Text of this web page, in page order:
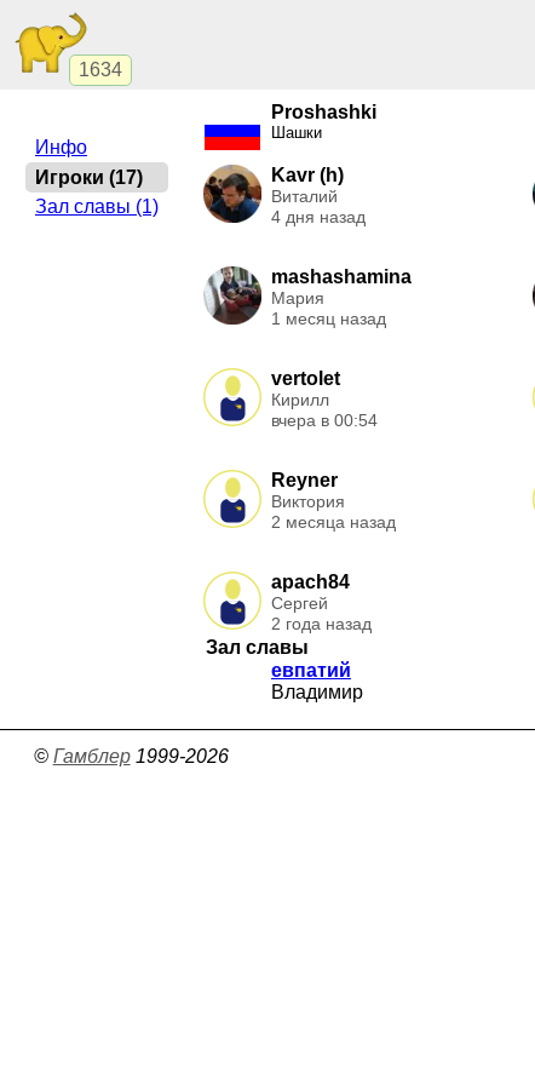
1634
Proshashki
Шашки
Kavr (h)
Виталий
4 дня назад
mashashamina
Мария
1 месяц назад
vertolet
Кирилл
вчера в 00:54
Reyner
Виктория
2 месяца назад
apach84
Сергей
2 года назад
Зал славы
евпатий
Владимир
Инфо
Игроки (17)
Зал славы (1)
© Гамблер1999-2026